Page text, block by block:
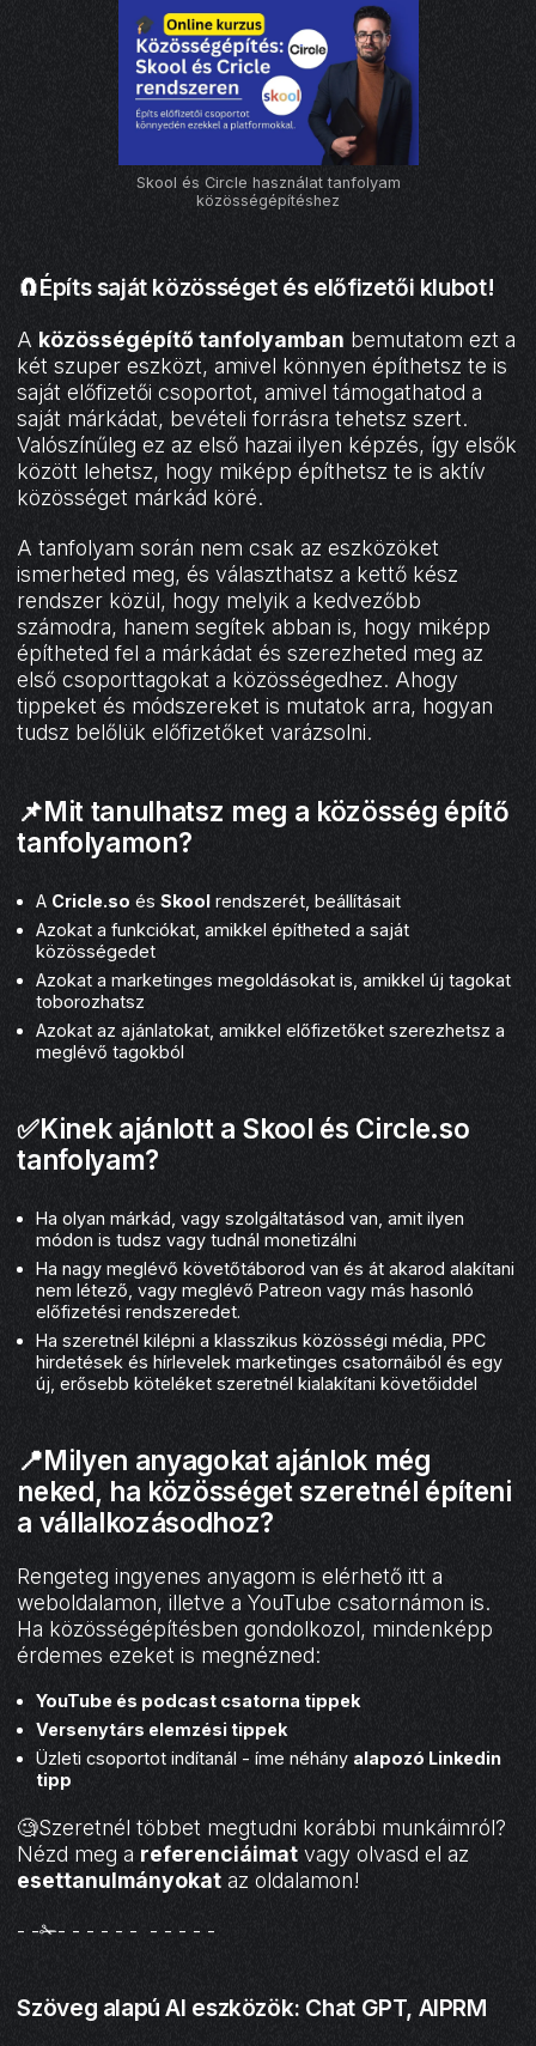
Skool és Circle használat tanfolyam
közösségépítéshez
🧲Építs saját közösséget és előfizetői klubot!
A közösségépítő tanfolyamban bemutatom ezt a
két szuper eszközt, amivel könnyen építhetsz te is
saját előfizetői csoportot, amivel támogathatod a
saját márkádat, bevételi forrásra tehetsz szert.
Valószínűleg ez az első hazai ilyen képzés, így elsők
között lehetsz, hogy miképp építhetsz te is aktív
közösséget márkád köré.
A tanfolyam során nem csak az eszközöket
ismerheted meg, és választhatsz a kettő kész
rendszer közül, hogy melyik a kedvezőbb
számodra, hanem segítek abban is, hogy miképp
építheted fel a márkádat és szerezheted meg az
első csoporttagokat a közösségedhez. Ahogy
tippeket és módszereket is mutatok arra, hogyan
tudsz belőlük előfizetőket varázsolni.
📌Mit tanulhatsz meg a közösség építő
tanfolyamon?
A Cricle.so ésSkool rendszerét, beállításait
Azokat a funkciókat, amikkel építheted a saját
közösségedet
Azokat a marketinges megoldásokat is, amikkel új tagokat
toborozhatsz
Azokat az ajánlatokat, amikkel előfizetőket szerezhetsz a
meglévő tagokból
✅Kinek ajánlott a Skool és Circle.so
tanfolyam?
Ha olyan márkád, vagy szolgáltatásod van, amit ilyen
módon is tudsz vagy tudnál monetizálni
Ha nagy meglévő követőtáborod van és át akarod alakítani
nem létező, vagy meglévő Patreon vagy más hasonló
előfizetési rendszeredet.
Ha szeretnél kilépni a klasszikus közösségi média, PPC
hirdetések és hírlevelek marketinges csatornáiból és egy
új, erősebb köteléket szeretnél kialakítani követőiddel
📍Milyen anyagokat ajánlok még
neked, ha közösséget szeretnél építeni
a vállalkozásodhoz?
Rengeteg ingyenes anyagom is elérhető itt a
weboldalamon, illetve a YouTube csatornámon is.
Ha közösségépítésben gondolkozol, mindenképp
érdemes ezeket is megnézned:
YouTube és podcast csatorna tippek
Versenytárs elemzési tippek
Üzleti csoportot indítanál - íme néhány alapozó Linkedin
tipp
🧐Szeretnél többet megtudni korábbi munkáimról?
Nézd meg a referenciáimat vagy olvasd el az
esettanulmányokat az oldalamon!
- -✁- - - - - - - - - - -
Szöveg alapú AI eszközök: Chat GPT, AIPRM